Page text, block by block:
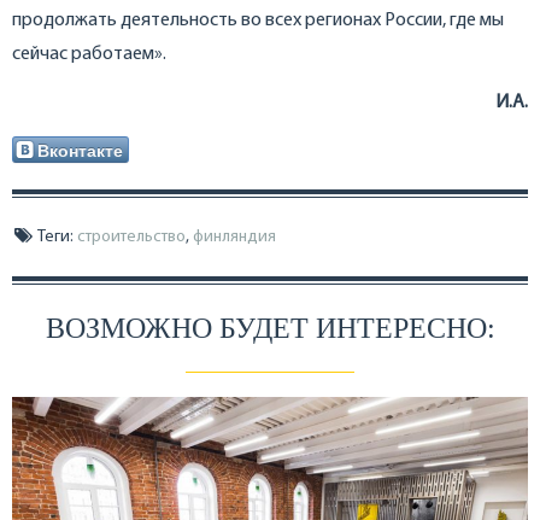
продолжать деятельность во всех регионах России, где мы
сейчас работаем».
И.А.
Вконтакте
Теги: строительство, финляндия
ВОЗМОЖНО БУДЕТ ИНТЕРЕСНО: